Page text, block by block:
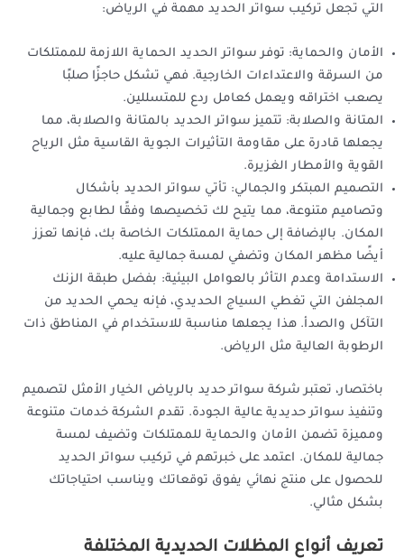
التي تجعل تركيب سواتر الحديد مهمة في الرياض:
الأمان والحماية: توفر سواتر الحديد الحماية اللازمة للممتلكات
من السرقة والاعتداءات الخارجية. فهي تشكل حاجزًا صلبًا
يصعب اختراقه ويعمل كعامل ردع للمتسللين.
المتانة والصلابة: تتميز سواتر الحديد بالمتانة والصلابة، مما
يجعلها قادرة على مقاومة التأثيرات الجوية القاسية مثل الرياح
القوية والأمطار الغزيرة.
التصميم المبتكر والجمالي: تأتي سواتر الحديد بأشكال
وتصاميم متنوعة، مما يتيح لك تخصيصها وفقًا لطابع وجمالية
المكان. بالإضافة إلى حماية الممتلكات الخاصة بك، فإنها تعزز
أيضًا مظهر المكان وتضفي لمسة جمالية عليه.
الاستدامة وعدم التأثر بالعوامل البيئية: بفضل طبقة الزنك
المجلفن التي تغطي السياج الحديدي، فإنه يحمي الحديد من
التآكل والصدأ. هذا يجعلها مناسبة للاستخدام في المناطق ذات
الرطوبة العالية مثل الرياض.
باختصار، تعتبر شركة سواتر حديد بالرياض الخيار الأمثل لتصميم
وتنفيذ سواتر حديدية عالية الجودة. تقدم الشركة خدمات متنوعة
ومميزة تضمن الأمان والحماية للممتلكات وتضيف لمسة
جمالية للمكان. اعتمد على خبرتهم في تركيب سواتر الحديد
للحصول على منتج نهائي يفوق توقعاتك ويناسب احتياجاتك
بشكل مثالي.
تعريف أنواع المظلات الحديدية المختلفة